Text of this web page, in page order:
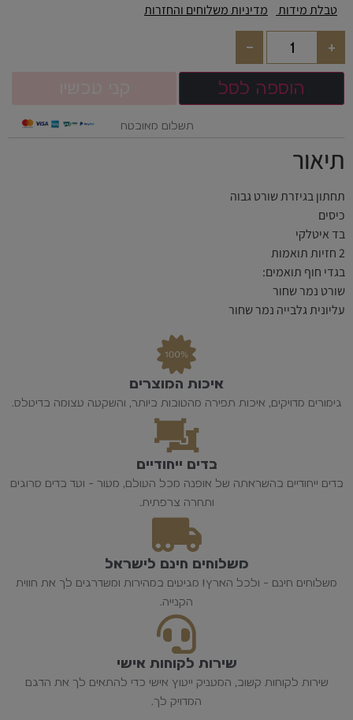
טבלת מידות מדיניות משלוחים והחזרות
+
-
הוספה לסל
תשלום מאובטח
תיאור
תחתון בגיזרת שורט גבוה
כיסים
בד איטלקי
2 חזיות תואמות
בגדי חוף תואמים:
שורט נמר שחור
עליונית גלבייה נמר שחור
איכות המוצרים
גימורים מדויקים, איכות תפירה מהטובות ביותר, והשקעה עצומה בדיטלס.
בדים ייחודיים
בדים ייחודיים בהשראתה של אופנה מכל העולם, מעור - ועד בדים סרוגים
ותחרה צרפתית.
משלוחים חינם לישראל
משלוחים חינם - ולכל הארץ! מגיעים במהירות ומשדרגים לך את חווית
הקנייה.
שירות לקוחות אישי
שירות לקוחות קשוב, המעניק ייעוץ אישי כדי להתאים לך את הדגם
המדויק לך.